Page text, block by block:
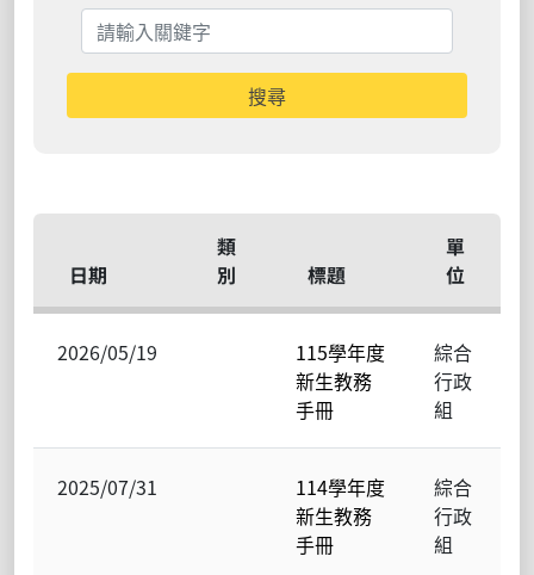
搜尋
日期
類
別
標題
單
位
2026/05/19
115學年度
新生教務
手冊
綜合
行政
組
2025/07/31
114學年度
新生教務
手冊
綜合
行政
組